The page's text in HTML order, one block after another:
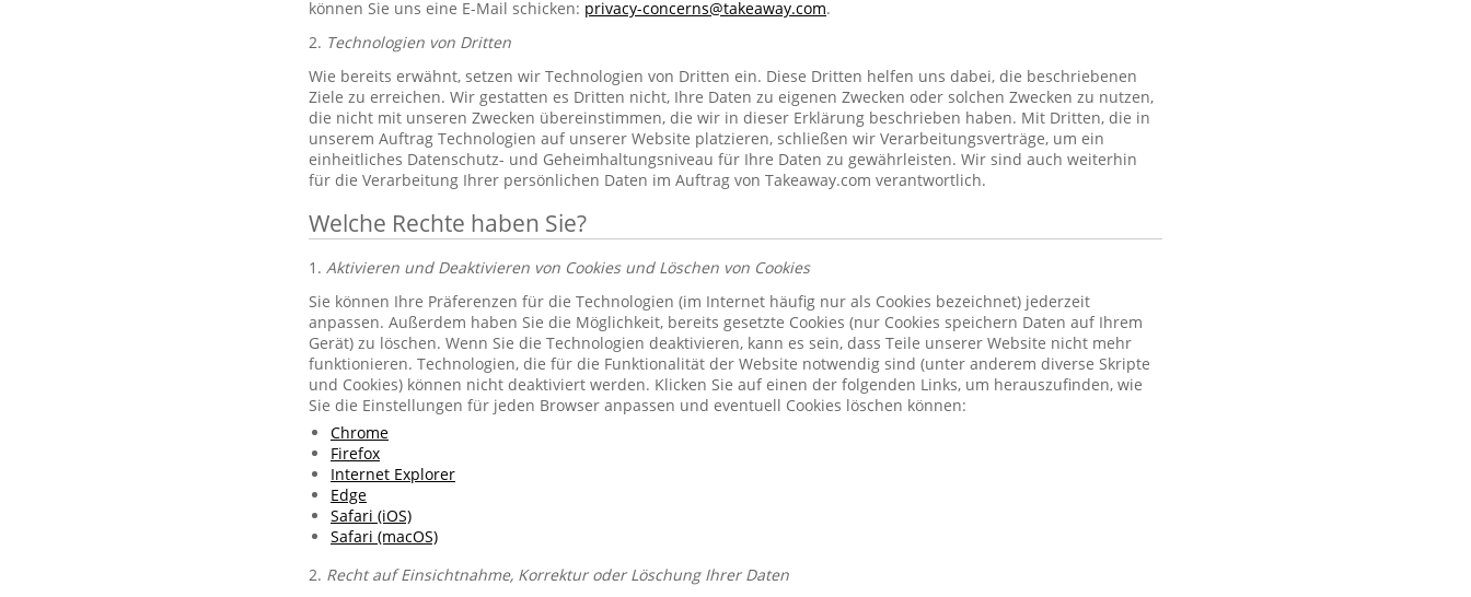
können Sie uns eine E-Mail schicken: privacy-concerns@takeaway.com.
2. Technologien von Dritten
Wie bereits erwähnt, setzen wir Technologien von Dritten ein. Diese Dritten helfen uns dabei, die beschriebenen
Ziele zu erreichen. Wir gestatten es Dritten nicht, Ihre Daten zu eigenen Zwecken oder solchen Zwecken zu nutzen,
die nicht mit unseren Zwecken übereinstimmen, die wir in dieser Erklärung beschrieben haben. Mit Dritten, die in
unserem Auftrag Technologien auf unserer Website platzieren, schließen wir Verarbeitungsverträge, um ein
einheitliches Datenschutz- und Geheimhaltungsniveau für Ihre Daten zu gewährleisten. Wir sind auch weiterhin
für die Verarbeitung Ihrer persönlichen Daten im Auftrag von Takeaway.com verantwortlich.
Welche Rechte haben Sie?
1. Aktivieren und Deaktivieren von Cookies und Löschen von Cookies
Sie können Ihre Präferenzen für die Technologien (im Internet häufig nur als Cookies bezeichnet) jederzeit
anpassen. Außerdem haben Sie die Möglichkeit, bereits gesetzte Cookies (nur Cookies speichern Daten auf Ihrem
Gerät) zu löschen. Wenn Sie die Technologien deaktivieren, kann es sein, dass Teile unserer Website nicht mehr
funktionieren. Technologien, die für die Funktionalität der Website notwendig sind (unter anderem diverse Skripte
und Cookies) können nicht deaktiviert werden. Klicken Sie auf einen der folgenden Links, um herauszufinden, wie
Sie die Einstellungen für jeden Browser anpassen und eventuell Cookies löschen können:
Chrome
Firefox
Internet Explorer
Edge
Safari (iOS)
Safari (macOS)
2. Recht auf Einsichtnahme, Korrektur oder Löschung Ihrer Daten